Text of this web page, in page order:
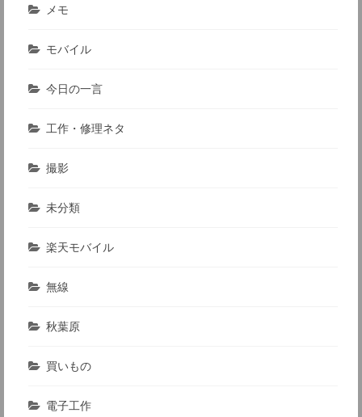
メモ
モバイル
今日の一言
工作・修理ネタ
撮影
未分類
楽天モバイル
無線
秋葉原
買いもの
電子工作